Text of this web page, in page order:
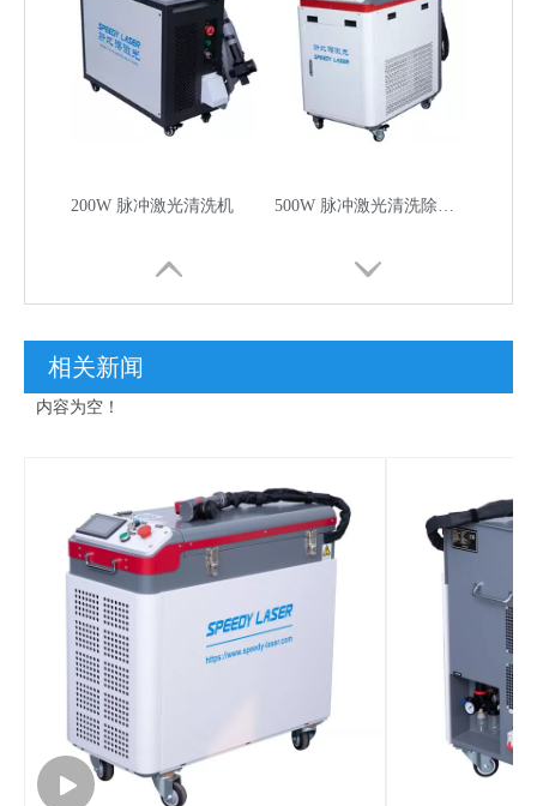
200W 脉冲激光清洗机 500W 脉冲激光清洗除锈机
相关新闻
内容为空！